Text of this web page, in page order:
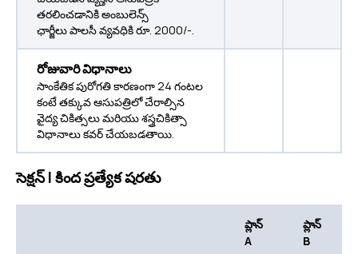
తరలించడానికి అంబులెన్స్
ఛార్జీలు పాలసీ వ్యవధికి రూ. 2000/-.
రోజువారి విధానాలు
సాంకేతిక పురోగతి కారణంగా 24 గంటల
కంటే తక్కువ ఆసుపత్రిలో చేరాల్సిన
వైద్య చికిత్సలు మరియు శస్త్రచికిత్సా
విధానాలు కవర్ చేయబడతాయి.
సెక్షన్ I కింద ప్రత్యేక షరతు
ప్లాన్
A
ప్లాన్
B